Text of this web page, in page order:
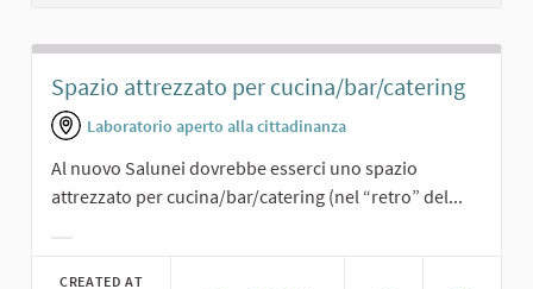
Spazio attrezzato per cucina/bar/catering
Laboratorio aperto alla cittadinanza
Al nuovo Salunei dovrebbe esserci uno spazio
attrezzato per cucina/bar/catering (nel “retro” del...
CREATED AT